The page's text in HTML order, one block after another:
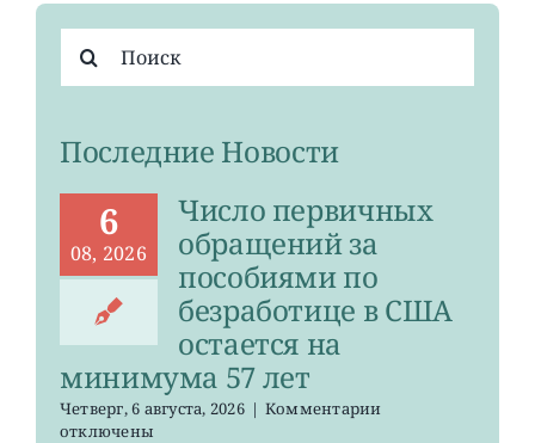
поиска:
Последние Новости
6
08, 2026
Число первичных
обращений за
пособиями по
безработице в США
остается на
минимума 57 лет
Четверг, 6 августа, 2026 | Комментариик
отключены